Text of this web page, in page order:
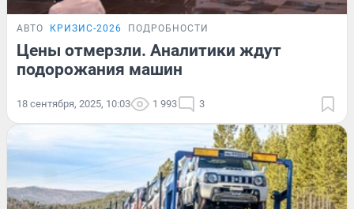
АВТО КРИЗИС-2026 ПОДРОБНОСТИ
Цены отмерзли. Аналитики ждут
подорожания машин
18 сентября, 2025, 10:03 1 993 3